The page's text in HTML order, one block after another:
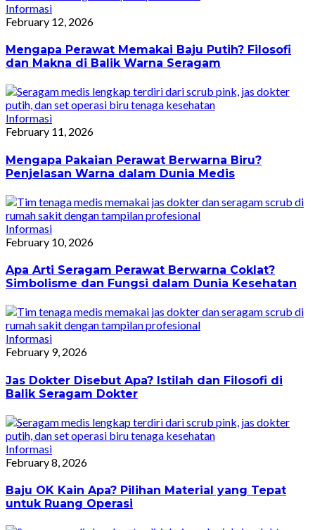
Informasi
February 12, 2026
Mengapa Perawat Memakai Baju Putih? Filosofi
dan Makna di Balik Warna Seragam
Informasi
February 11, 2026
Mengapa Pakaian Perawat Berwarna Biru?
Penjelasan Warna dalam Dunia Medis
Informasi
February 10, 2026
Apa Arti Seragam Perawat Berwarna Coklat?
Simbolisme dan Fungsi dalam Dunia Kesehatan
Informasi
February 9, 2026
Jas Dokter Disebut Apa? Istilah dan Filosofi di
Balik Seragam Dokter
Informasi
February 8, 2026
Baju OK Kain Apa? Pilihan Material yang Tepat
untuk Ruang Operasi